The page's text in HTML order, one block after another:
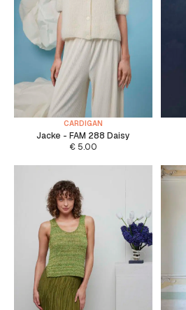
CARDIGAN
Jacke - FAM 288 Daisy
€ 5.00